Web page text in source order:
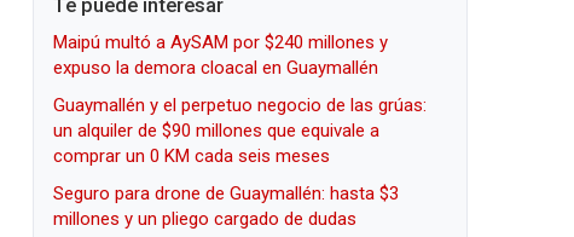
Maipú multó a AySAM por $240 millones y
expuso la demora cloacal en Guaymallén
Guaymallén y el perpetuo negocio de las grúas:
un alquiler de $90 millones que equivale a
comprar un 0 KM cada seis meses
Seguro para drone de Guaymallén: hasta $3
millones y un pliego cargado de dudas